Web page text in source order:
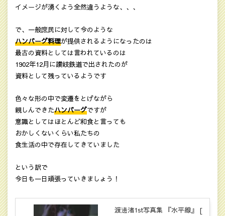
イメージが湧くよう全然違うような、、、
で、一般庶民に対して今のような
ハンバーグ料理が提供されるようになったのは
最古の資料としては言われているのは
1902年12月に讃岐鉄道で出されたのが
資料として残っているようです
色々な形の中で変遷をとげながら
親しんできたハンバーグですが
意識としてはほとんど和食と言っても
おかしくないくらい私たちの
食生活の中で存在してきていました
という訳で
今日も一日頑張っていきましょう！
渡邊渚1st写真集 『水平線』 [